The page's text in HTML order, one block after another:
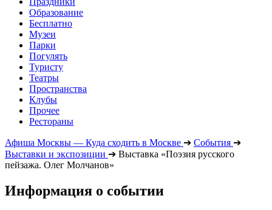
Образование
Бесплатно
Музеи
Парки
Погулять
Туристу
Театры
Пространства
Клубы
Прочее
Рестораны
Афиша Москвы — Куда сходить в Москве ➔ События ➔
Выставки и экспозиции ➔ Выставка «Поэзия русского
пейзажа. Олег Молчанов»
Информация о событии